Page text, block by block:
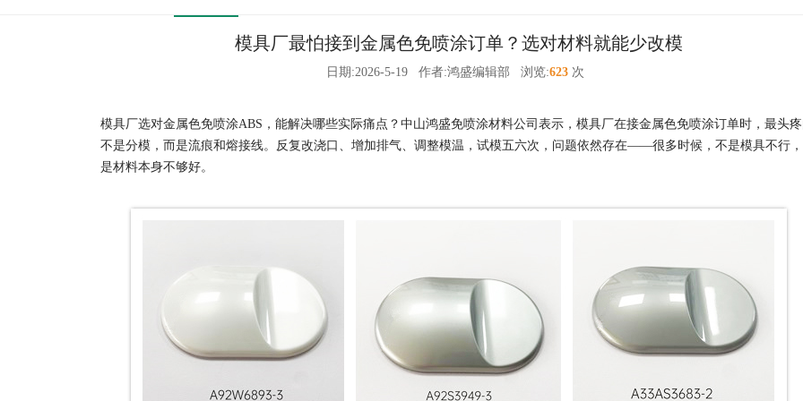
模具厂最怕接到金属色免喷涂订单？选对材料就能少改模
日期:2026-5-19 作者:鸿盛编辑部 浏览:623次
模具厂选对金属色免喷涂ABS，能解决哪些实际痛点？中山鸿盛免喷涂材料公司表示，模具厂在接金属色免喷涂订单时，最头
不是分模，而是流痕和熔接线。反复改浇口、增加排气、调整模温，试模五六次，问题依然存在——很多时候，不是模具不行
是材料本身不够好。